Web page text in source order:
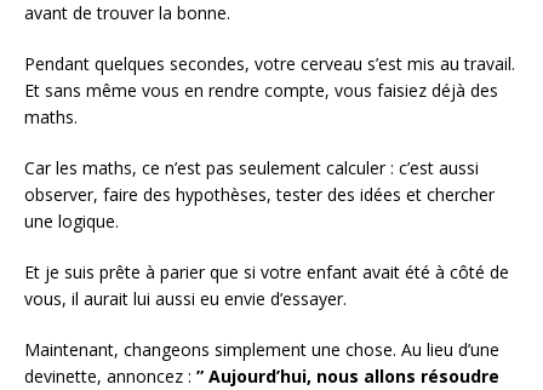
avant de trouver la bonne.
Pendant quelques secondes, votre cerveau s’est mis au travail.
Et sans même vous en rendre compte, vous faisiez déjà des
maths.
Car les maths, ce n’est pas seulement calculer : c’est aussi
observer, faire des hypothèses, tester des idées et chercher
une logique.
Et je suis prête à parier que si votre enfant avait été à côté de
vous, il aurait lui aussi eu envie d’essayer.
Maintenant, changeons simplement une chose. Au lieu d’une
devinette, annoncez : ” Aujourd’hui, nous allons résoudre